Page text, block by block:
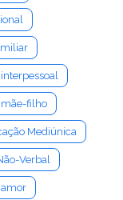
filho
Mediúnica
Verbal